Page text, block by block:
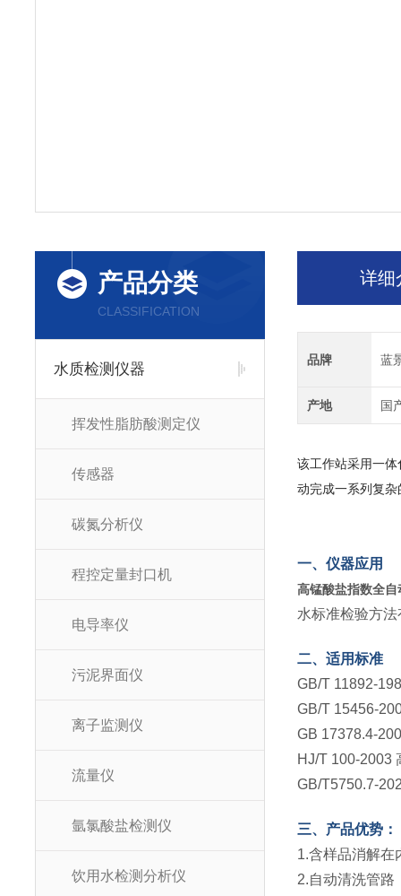
产品分类
CLASSIFICATION
水质检测仪器
挥发性脂肪酸测定仪
传感器
碳氮分析仪
程控定量封口机
电导率仪
污泥界面仪
离子监测仪
流量仪
氩氯酸盐检测仪
饮用水检测分析仪
详细
品牌 蓝
产地 国
该工作站采用一
动完成一系列复
一、仪器应用
高锰酸盐指数全
水标准检验方
二、适用标准
GB/T 11892-
GB/T 15456-
GB 17378.4-
HJ/T 100-2003
GB/T5750.7-
三、产品优势：
1.含样品消解在
2.自动清洗管路